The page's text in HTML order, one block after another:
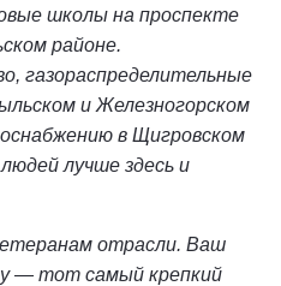
школы на проспекте
районе.
газораспределительные
и Железногорском
в Щигровском
лучше здесь и
отрасли. Ваш
— тот самый крепкий